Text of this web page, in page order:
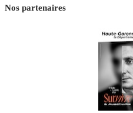
Nos partenaires